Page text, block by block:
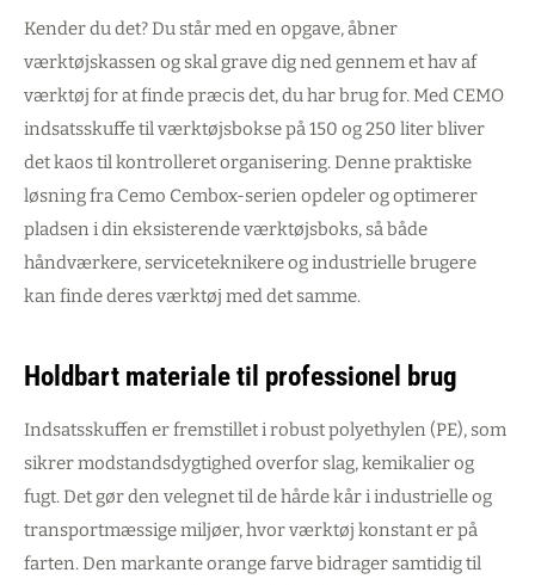
Kender du det? Du står med en opgave, åbner
værktøjskassen og skal grave dig ned gennem et hav af
værktøj for at finde præcis det, du har brug for. Med CEMO
indsatsskuffe til værktøjsbokse på 150 og 250 liter bliver
det kaos til kontrolleret organisering. Denne praktiske
løsning fra Cemo Cembox-serien opdeler og optimerer
pladsen i din eksisterende værktøjsboks, så både
håndværkere, serviceteknikere og industrielle brugere
kan finde deres værktøj med det samme.
Holdbart materiale til professionel brug
Indsatsskuffen er fremstillet i robust polyethylen (PE), som
sikrer modstandsdygtighed overfor slag, kemikalier og
fugt. Det gør den velegnet til de hårde kår i industrielle og
transportmæssige miljøer, hvor værktøj konstant er på
farten. Den markante orange farve bidrager samtidig til